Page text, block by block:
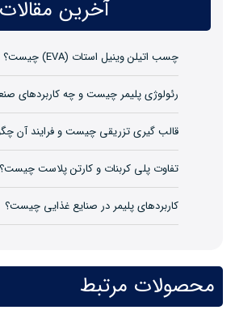
آخرین مقالات
چسب اتیلن وینیل استات (EVA) چیست؟
رئولوژی پلیمر چیست و چه کاربردهای
قالب گیری تزریقی چیست و فرایند آن
تفاوت پلی کربنات و کارتن پلاست چیست؟
کاربردهای پلیمر در صنایع غذایی چیست؟
محصولات مرتبط